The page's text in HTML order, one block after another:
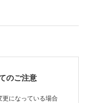
のご注意
になっている場合